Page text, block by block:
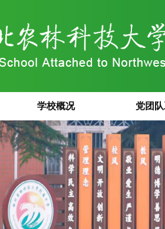
学校概况 党团